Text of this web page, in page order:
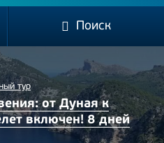
Поиск
тур
от Дуная к
включен! 8 дней